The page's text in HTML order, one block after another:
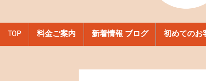
TOP 料金ご案内 新着情報 ブログ 初めてのお